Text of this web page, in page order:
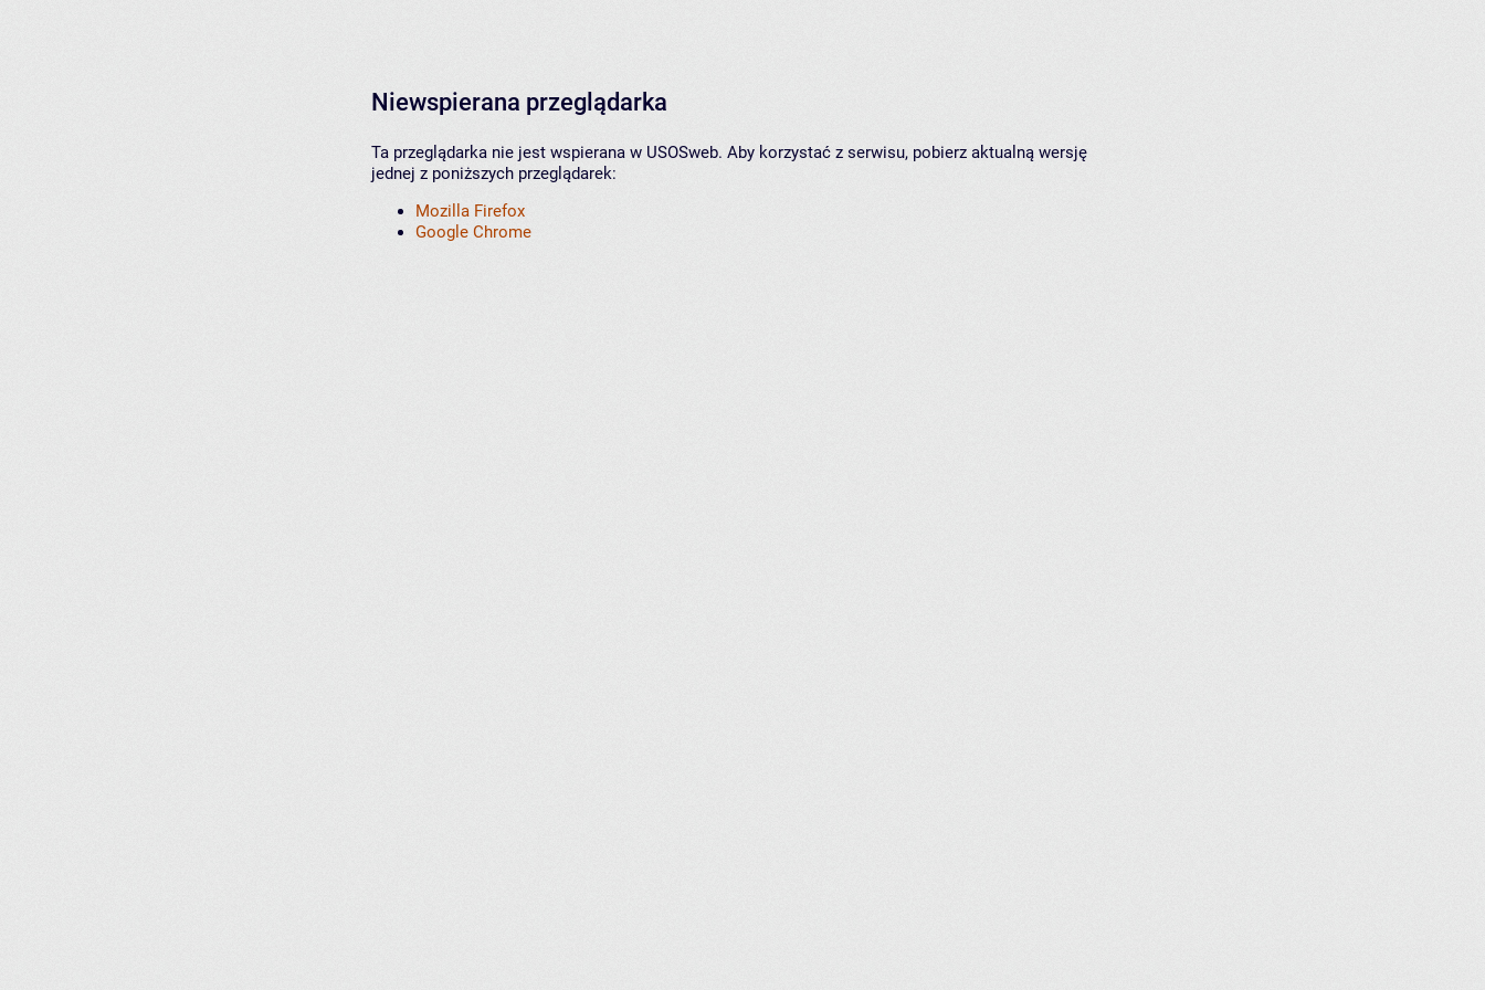
Niewspierana przeglądarka
Ta przeglądarka nie jest wspierana w USOSweb. Aby korzystać z serwisu, pobierz aktualną wersję
jednej z poniższych przeglądarek:
Mozilla Firefox
Google Chrome